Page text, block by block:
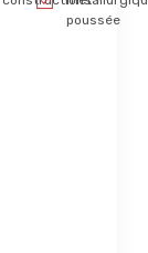
poussée